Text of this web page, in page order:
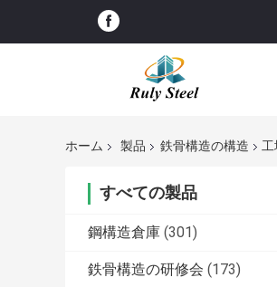
ホーム 製品 鉄骨構造の構造 工
すべての製品
鋼構造倉庫 (301)
鉄骨構造の研修会 (173)